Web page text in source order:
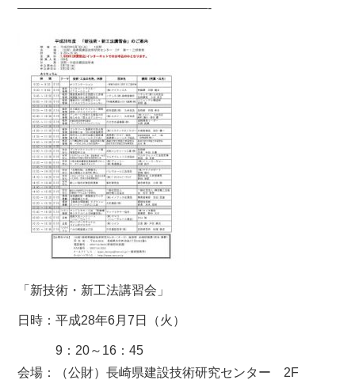
———————————————-
「新技術・新工法講習会」
日時：平成28年6月7日（火）
9：20～16：45
会場：（公財）長崎県建設技術研究センター 2F